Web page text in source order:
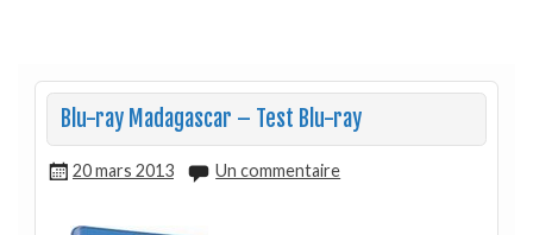
Blu-ray Madagascar – Test Blu-ray
20 mars 2013 Un commentaire